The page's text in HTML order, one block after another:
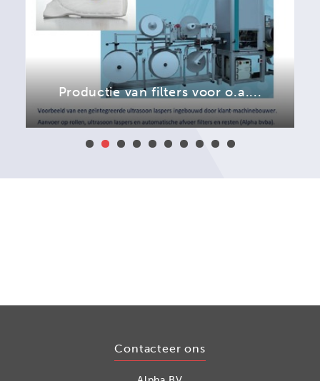
Productie van filters voor o.a....
Contacteer ons